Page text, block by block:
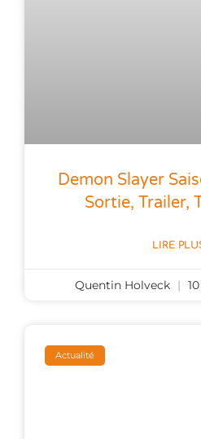
Demon Slayer
Sortie, Trailer,
LIRE
Quentin Holveck
Actualité